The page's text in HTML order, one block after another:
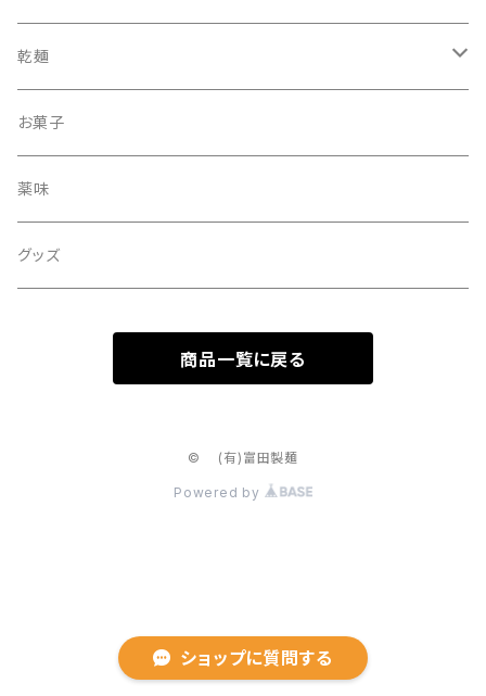
ショップに質問する
乾麺
丸
細まる
ひもかわ
お菓子
薬味
グッズ
商品一覧に戻る
© (有)富田製麺
Powered by